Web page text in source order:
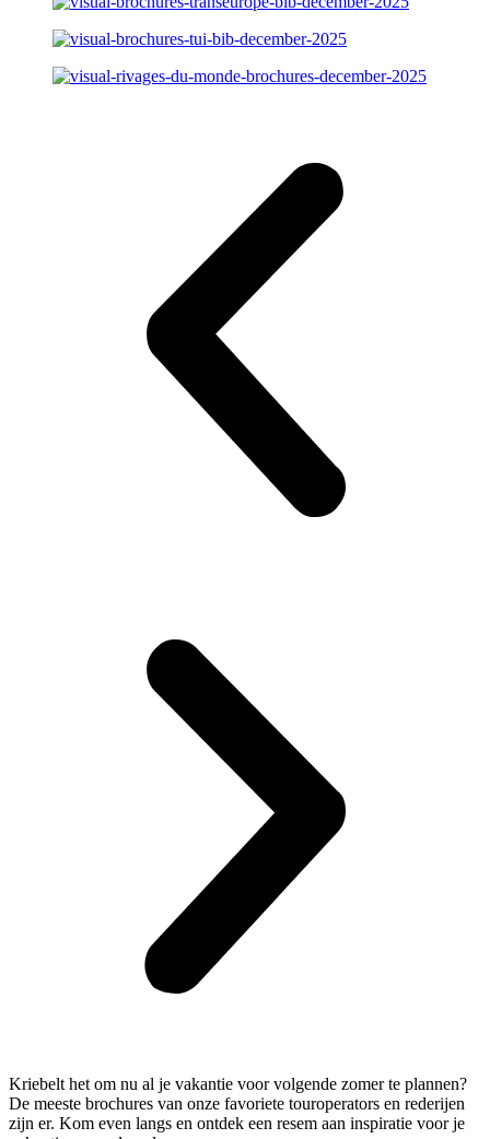
Kriebelt het om nu al je vakantie voor volgende zomer te plannen?
De meeste brochures van onze favoriete touroperators en rederijen
zijn er. Kom even langs en ontdek een resem aan inspiratie voor je